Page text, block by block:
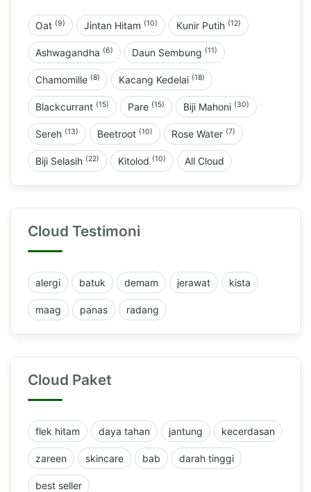
Oat (9) Jintan Hitam (10) Kunir Putih (12)
Ashwagandha (6) Daun Sembung (11)
Chamomille (8) Kacang Kedelai (18)
Blackcurrant (15) Pare (15) Biji Mahoni (30)
Sereh (13) Beetroot (10) Rose Water (7)
Biji Selasih (22) Kitolod (10) All Cloud
Cloud Testimoni
alergi batuk demam jerawat kista
maag panas radang
Cloud Paket
flek hitam daya tahan jantung kecerdasan
zareen skincare bab darah tinggi
best seller